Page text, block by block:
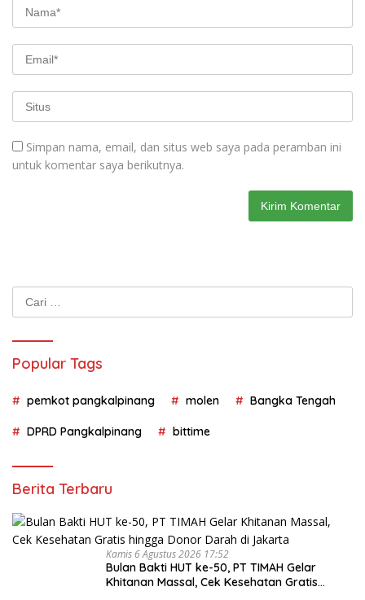
Simpan nama, email, dan situs web saya pada peramban ini
untuk komentar saya berikutnya.
Cari
untuk:
Popular Tags
pemkot pangkalpinang molen Bangka Tengah
DPRD Pangkalpinang bittime
Berita Terbaru
Kamis 6 Agustus 2026 17:52
Bulan Bakti HUT ke-50, PT TIMAH Gelar
Khitanan Massal, Cek Kesehatan Gratis